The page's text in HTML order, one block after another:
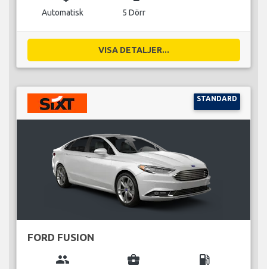
Automatisk 5 Dörr
VISA DETALJER...
STANDARD
FORD FUSION
group business_center local_gas_station